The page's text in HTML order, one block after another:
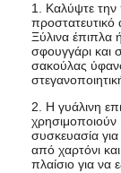
1. Καλύψτε
προστατευτικό
Ξύλινα έπιπλα
σφουγγάρι και
σακούλας
2. Η γυάλινη
χρησιμοποιούν
συσκευασία
από χαρτόνι
πλαίσιο για να